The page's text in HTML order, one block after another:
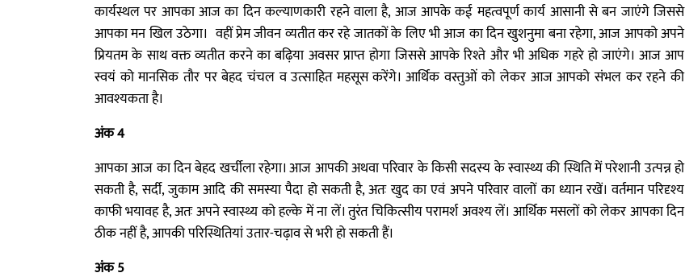
कार्यस्थल पर आपका आज का दिन कल्याणकारी रहने वाला है, आज आपके कई महत्वपूर्ण कार्य आसानी से बन जाएंगे जिससे
आपका मन खिल उठेगा। वहीं प्रेम जीवन व्यतीत कर रहे जातकों के लिए भी आज का दिन खुशनुमा बना रहेगा, आज आपको अपने
प्रियतम के साथ वक्त व्यतीत करने का बढ़िया अवसर प्राप्त होगा जिससे आपके रिश्ते और भी अधिक गहरे हो जाएंगे। आज आप
स्वयं को मानसिक तौर पर बेहद चंचल व उत्साहित महसूस करेंगे। आर्थिक वस्तुओं को लेकर आज आपको संभल कर रहने की
आवश्यकता है।
अंक 4
आपका आज का दिन बेहद खर्चीला रहेगा। आज आपकी अथवा परिवार के किसी सदस्य के स्वास्थ्य की स्थिति में परेशानी उत्पन्न हो
सकती है, सर्दी, जुकाम आदि की समस्या पैदा हो सकती है, अतः खुद का एवं अपने परिवार वालों का ध्यान रखें। वर्तमान परिदृश्य
काफी भयावह है, अतः अपने स्वास्थ्य को हल्के में ना लें। तुरंत चिकित्सीय परामर्श अवश्य लें। आर्थिक मसलों को लेकर आपका दिन
ठीक नहीं है, आपकी परिस्थितियां उतार-चढ़ाव से भरी हो सकती हैं।
अंक 5